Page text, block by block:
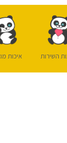
השירות איכות